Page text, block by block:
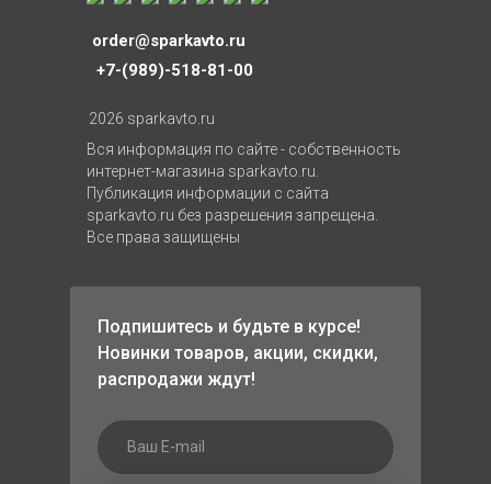
order@sparkavto.ru
+7-(989)-518-81-00
2026 sparkavto.ru
Вся информация по сайте - собственность
интернет-магазина sparkavto.ru.
Публикация информации с сайта
sparkavto.ru без разрешения запрещена.
Все права защищены
Подпишитесь и будьте в курсе!
Новинки товаров, акции, скидки,
распродажи ждут!